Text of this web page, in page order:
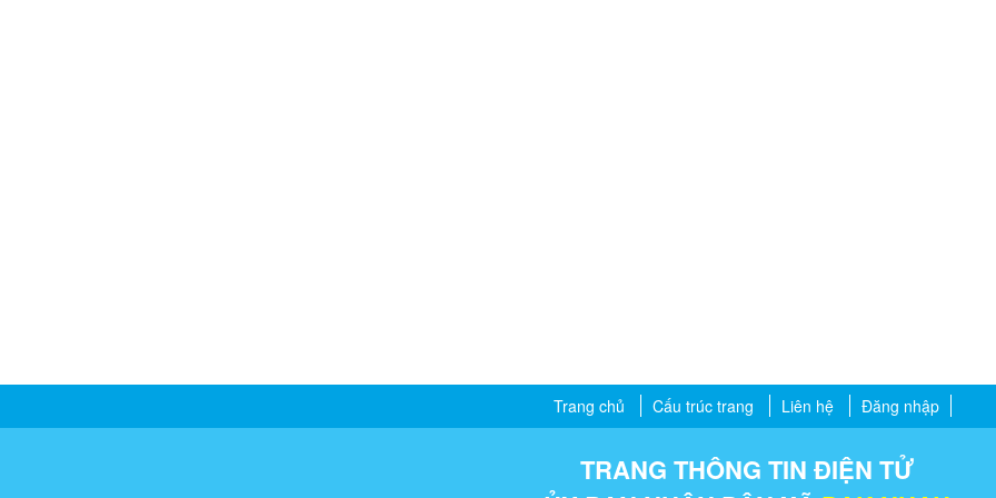
Trang chủ Cấu trúc trang Liên hệ Đăng nhập
TRANG THÔNG TIN ĐIỆN TỬ